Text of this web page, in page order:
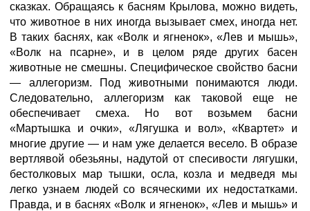
сказках. Обращаясь к басням Крылова, можно видеть,
что животное в них иногда вызывает смех, иногда нет.
В таких баснях, как «Волк и ягненок», «Лев и мышь»,
«Волк на псарне», и в целом ряде других басен
животные не смешны. Специфическое свойство басни
— аллегоризм. Под животными понимаются люди.
Следовательно, аллегоризм как таковой еще не
обеспечивает смеха. Но вот возьмем басни
«Мартышка и очки», «Лягушка и вол», «Квартет» и
многие другие — и нам уже делается весело. В образе
вертлявой обезьяны, надутой от спесивости лягушки,
бестолковых мар тышки, осла, козла и медведя мы
легко узнаем людей со всяческими их недостатками.
Правда, и в баснях «Волк и ягненок», «Лев и мышь» и